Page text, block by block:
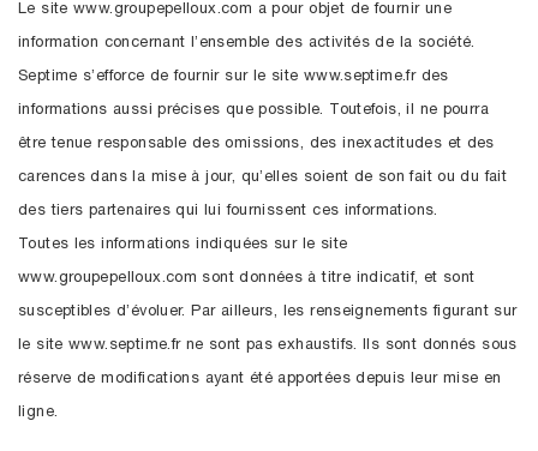
Le site www.groupepelloux.com a pour objet de fournir une
information concernant l’ensemble des activités de la société.
Septime s’efforce de fournir sur le site www.septime.fr des
informations aussi précises que possible. Toutefois, il ne pourra
être tenue responsable des omissions, des inexactitudes et des
carences dans la mise à jour, qu’elles soient de son fait ou du fait
des tiers partenaires qui lui fournissent ces informations.
Toutes les informations indiquées sur le site
www.groupepelloux.com sont données à titre indicatif, et sont
susceptibles d’évoluer. Par ailleurs, les renseignements figurant sur
le site www.septime.fr ne sont pas exhaustifs. Ils sont donnés sous
réserve de modifications ayant été apportées depuis leur mise en
ligne.